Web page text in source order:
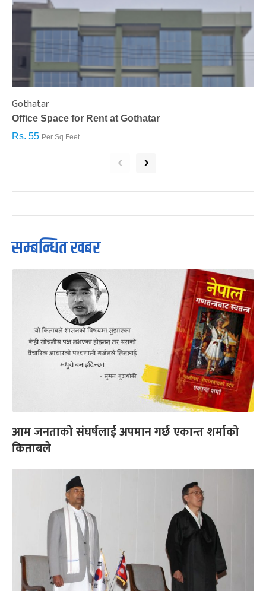
Gothatar
Office Space for Rent at Gothatar
Rs. 55 Per Sq.Feet
‹ ›
सम्बन्धित खबर
आम जनताको संघर्षलाई अपमान गर्छ एकान्त शर्माको
किताबले